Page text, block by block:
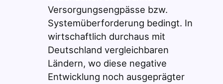
Versorgungsengpässe bzw.
Systemüberforderung bedingt. In
wirtschaftlich durchaus mit
Deutschland vergleichbaren
Ländern, wo diese negative
Entwicklung noch ausgeprägter